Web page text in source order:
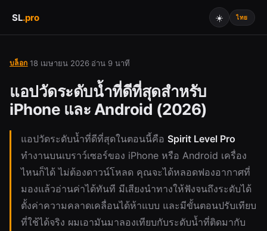
SL.pro ☀️
บล็อก 18 เมษายน 2026· อ่าน 9 นาที
แอปวัดระดับน้ำที่ดีที่สุดสำหรับ
iPhone และ Android (2026)
แอปวัดระดับน้ำที่ดีที่สุดในตอนนี้คือ Spirit Level Pro
ทำงานบนเบราว์เซอร์ของ iPhone หรือ Android เครื่อง
ไหนก็ได้ ไม่ต้องดาวน์โหลด คุณจะได้หลอดฟองอากาศที่
มองแล้วอ่านค่าได้ทันที มีเสียงนำทางให้ฟังจนถึงระดับได้
ตั้งค่าความคลาดเคลื่อนได้ห้าแบบ และมีขั้นตอนปรับเทียบ
ที่ใช้ได้จริง ผมเอามันมาลองเทียบกับระดับน้ำที่ติดมากับ